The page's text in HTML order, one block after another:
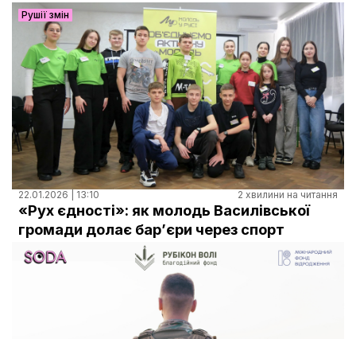
Рушії змін
22.01.2026 | 13:10 2 хвилини на читання
«Рух єдності»: як молодь Василівської
громади долає бар’єри через спорт